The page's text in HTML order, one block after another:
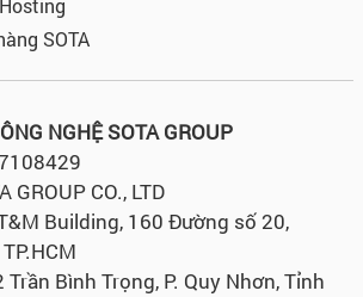
SOTA
NGHỆ SOTA GROUP
GROUP CO., LTD
Building, 160 Đường số 20,
Bình Trọng, P. Quy Nhơn, Tỉnh